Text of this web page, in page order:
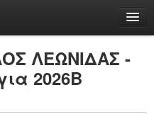
ΛΕΩΝΙΔΑΣ -
2026B